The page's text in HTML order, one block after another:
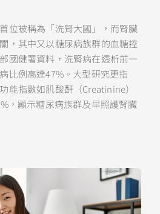
位被稱為「洗腎大國」，而腎臟
，其中又以糖尿病族群的血糖控
國健署資料，洗腎病在透析前一
比例高達47%。大型研究更指
能指數如肌酸酐（Creatinine）
，顯示糖尿病族群及早照護腎臟